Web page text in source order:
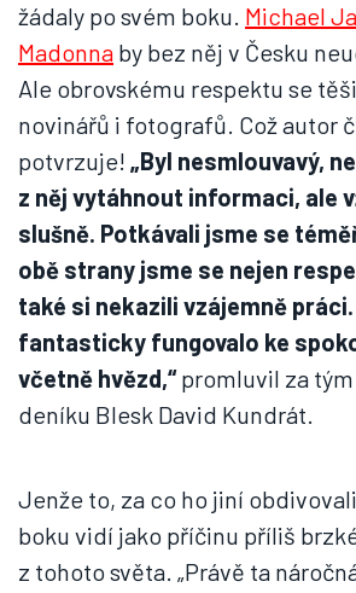
žádaly po svém boku. Michael
Madonna by bez něj v Česku
Ale obrovskému respektu se
novinářů i fotografů. Což autor
potvrzuje! „Byl nesmlouvavý,
z něj vytáhnout informaci, ale
slušně. Potkávali jsme se
obě strany jsme se nejen
také si nekazili vzájemně
fantasticky fungovalo ke
včetně hvězd,“promluvil za
deníku Blesk David Kundrát.
Jenže to, za co ho jiní
boku vidí jako příčinu příliš
z tohoto světa. „Právě ta